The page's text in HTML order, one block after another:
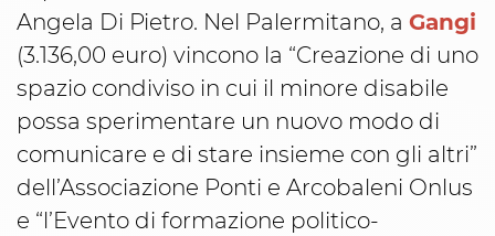
Angela Di Pietro. Nel Palermitano, a Gangi
(3.136,00 euro) vincono la “Creazione di uno
spazio condiviso in cui il minore disabile
possa sperimentare un nuovo modo di
comunicare e di stare insieme con gli altri”
dell’Associazione Ponti e Arcobaleni Onlus
e “l’Evento di formazione politico-